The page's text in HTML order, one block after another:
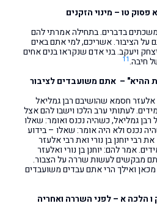
טו – מינוי הזקנים
בדברים. בתחילה אמרתי להם
על הציבור. אשריכם, למי אתם באים
ויעקב. בני אדם שנקראו בנים אחים
חיבה.11
ההיא" – אתם משועבדים לציבור
אלעזר חסמא שהושיבם רבן גמליאל
לעתותי ערב הלכו וישבו להם אצל
גמליאל, כשהיה נכנס ואומר: שאלו
נכנס ולא היה אומר: שאלו – בידוע
רבי יוחנן בן נורי ואת רבי אלעזר
אמר להם: יוחנן בן נורי ואלעזר
מבקשים לעשות שררה על הצבור.
ואילך הרי אתם עבדים משועבדים
הלכה א – לפני השררה ואחריה